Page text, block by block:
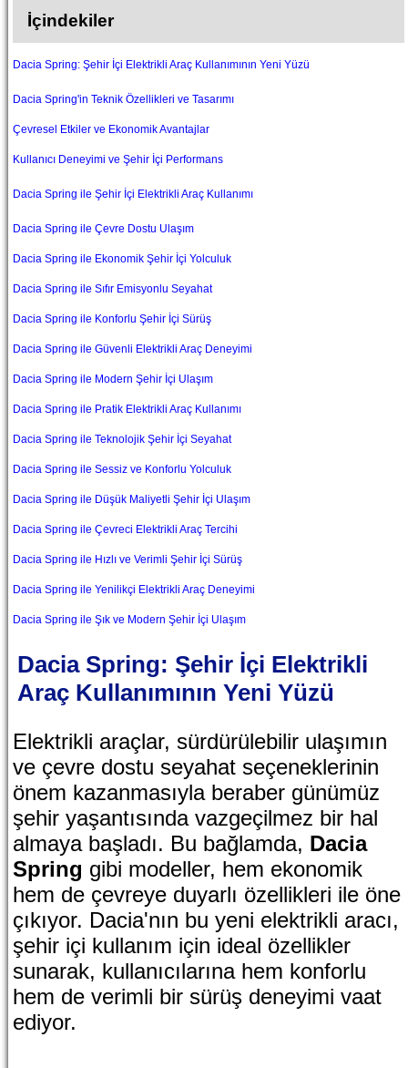
İçindekiler
Dacia Spring: Şehir İçi Elektrikli Araç Kullanımının Yeni Yüzü
Dacia Spring'in Teknik Özellikleri ve Tasarımı
Çevresel Etkiler ve Ekonomik Avantajlar
Kullanıcı Deneyimi ve Şehir İçi Performans
Dacia Spring ile Şehir İçi Elektrikli Araç Kullanımı
Dacia Spring ile Çevre Dostu Ulaşım
Dacia Spring ile Ekonomik Şehir İçi Yolculuk
Dacia Spring ile Sıfır Emisyonlu Seyahat
Dacia Spring ile Konforlu Şehir İçi Sürüş
Dacia Spring ile Güvenli Elektrikli Araç Deneyimi
Dacia Spring ile Modern Şehir İçi Ulaşım
Dacia Spring ile Pratik Elektrikli Araç Kullanımı
Dacia Spring ile Teknolojik Şehir İçi Seyahat
Dacia Spring ile Sessiz ve Konforlu Yolculuk
Dacia Spring ile Düşük Maliyetli Şehir İçi Ulaşım
Dacia Spring ile Çevreci Elektrikli Araç Tercihi
Dacia Spring ile Hızlı ve Verimli Şehir İçi Sürüş
Dacia Spring ile Yenilikçi Elektrikli Araç Deneyimi
Dacia Spring ile Şık ve Modern Şehir İçi Ulaşım
Dacia Spring: Şehir İçi Elektrikli
Araç Kullanımının Yeni Yüzü
Elektrikli araçlar, sürdürülebilir ulaşımın
ve çevre dostu seyahat seçeneklerinin
önem kazanmasıyla beraber günümüz
şehir yaşantısında vazgeçilmez bir hal
almaya başladı. Bu bağlamda, Dacia
Spring gibi modeller, hem ekonomik
hem de çevreye duyarlı özellikleri ile öne
çıkıyor. Dacia'nın bu yeni elektrikli aracı,
şehir içi kullanım için ideal özellikler
sunarak, kullanıcılarına hem konforlu
hem de verimli bir sürüş deneyimi vaat
ediyor.